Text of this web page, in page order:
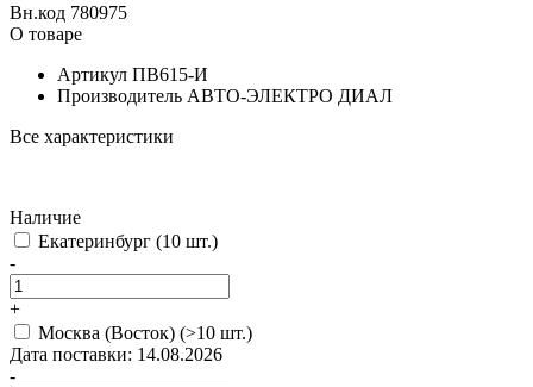
Вн.код 780975
О товаре
Артикул ПВ615-И
Производитель АВТО-ЭЛЕКТРО ДИАЛ
Все характеристики
Наличие
Екатеринбург (10 шт.)
-
+
Москва (Восток) (>10 шт.)
Дата поставки: 14.08.2026
-